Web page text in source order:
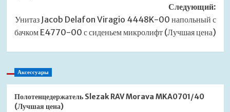
Следующий:
Унитаз Jacob Delafon Viragio 4448K-00 напольный с
бачком E4770-00 с сиденьем микролифт (Лучшая цена)
Аксессуары
Полотенцедержатель Slezak RAV Morava MKA0701/40
(Лучшая цена)